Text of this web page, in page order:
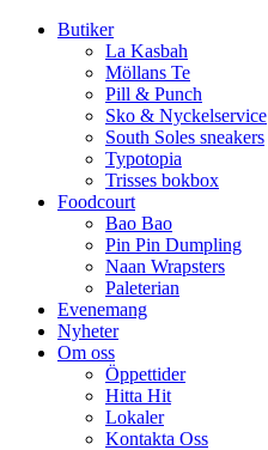
Butiker
La Kasbah
Möllans Te
Pill & Punch
Sko & Nyckelservice
South Soles sneakers
Typotopia
Trisses bokbox
Foodcourt
Bao Bao
Pin Pin Dumpling
Naan Wrapsters
Paleterian
Evenemang
Nyheter
Om oss
Öppettider
Hitta Hit
Lokaler
Kontakta Oss